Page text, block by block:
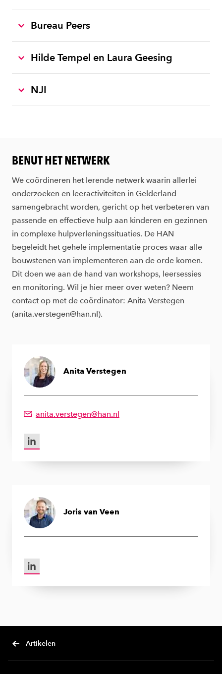
Bureau Peers
Hilde Tempel en Laura Geesing
NJI
BENUT HET NETWERK
We coördineren het lerende netwerk waarin allerlei
onderzoeken en leeractiviteiten in Gelderland
samengebracht worden, gericht op het verbeteren van
passende en effectieve hulp aan kinderen en gezinnen
in complexe hulpverleningssituaties. De HAN
begeleidt het gehele implementatie proces waar alle
bouwstenen van implementeren aan de orde komen.
Dit doen we aan de hand van workshops, leersessies
en monitoring. Wil je hier meer over weten? Neem
contact op met de coördinator: Anita Verstegen
(anita.verstegen@han.nl).
Anita Verstegen
anita.verstegen@han.nl
Emailadres van Anita Verstegen
LinkedIn van Anita Verstegen
Joris van Veen
LinkedIn van Joris van Veen
Artikelen